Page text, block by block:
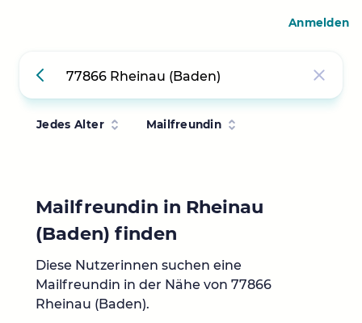
Jedes Alter Mailfreundin
Mailfreundin in Rheinau
(Baden) finden
Diese Nutzerinnen suchen eine
Mailfreundin in der Nähe von 77866
Rheinau (Baden).
Anmelden